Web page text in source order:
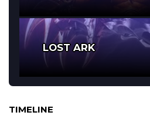
LOST ARK
TIMELINE